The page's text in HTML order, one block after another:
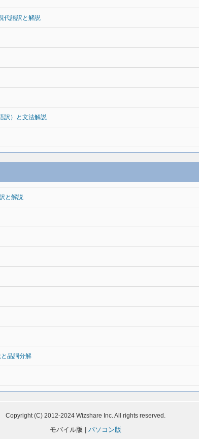
代語訳と解説
訳）と文法解説
と解説
品詞分解
Copyright (C) 2012-2024 Wizshare Inc. All rights reserved.
モバイル版 | パソコン版